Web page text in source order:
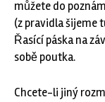
můžete do
(z pravidla šijeme
Řasící páska na
sobě poutka.
Chcete-li jiný